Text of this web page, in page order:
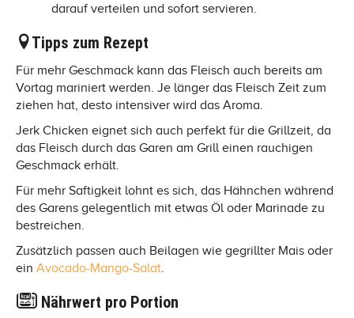
darauf verteilen und sofort servieren.
Tipps zum Rezept
Für mehr Geschmack kann das Fleisch auch bereits am
Vortag mariniert werden. Je länger das Fleisch Zeit zum
ziehen hat, desto intensiver wird das Aroma.
Jerk Chicken eignet sich auch perfekt für die Grillzeit, da
das Fleisch durch das Garen am Grill einen rauchigen
Geschmack erhält.
Für mehr Saftigkeit lohnt es sich, das Hähnchen während
des Garens gelegentlich mit etwas Öl oder Marinade zu
bestreichen.
Zusätzlich passen auch Beilagen wie gegrillter Mais oder
ein Avocado-Mango-Salat.
Nährwert pro Portion